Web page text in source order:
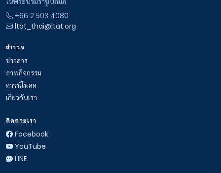
+66 2 503 4080
ltat_thai@ltat.org
สำรวจ
ข่าวสาร
ภาพกิจกรรม
ดาวน์โหลด
เกี่ยวกับเรา
ติดตามเรา
Facebook
YouTube
LINE